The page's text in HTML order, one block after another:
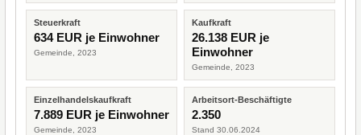
Steuerkraft
634 EUR je Einwohner
Gemeinde, 2023
Kaufkraft
26.138 EUR je
Einwohner
Gemeinde, 2023
Einzelhandelskaufkraft
7.889 EUR je Einwohner
Gemeinde, 2023
Arbeitsort-Beschäftigte
2.350
Stand 30.06.2024